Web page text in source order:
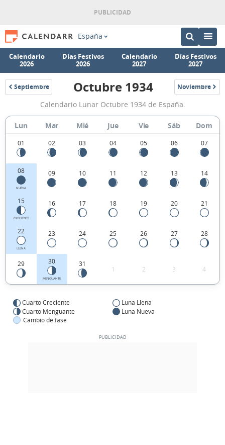
España
Calendario
2026
Días Festivos
2026
Calendario
2027
Días Festivos
2027
Septiembre
1934
Calendario
Lunar
Octubre
1934
de
España.
Octubre 1934 Noviembre
1934
Calendario Lunar Octubre 1934 de España.
Lun Mar Mié Jue Vie Sáb Dom
01 02 03 04 05 06 07
08
NUEVA
09 10 11 12 13 14
15
CRECIENTE
16 17 18 19 20 21
22
LLENA
23 24 25 26 27 28
29 30
MENGUANTE
31
1 2 3 4
Cuarto Creciente
Luna Llena
Cuarto Menguante
Luna Nueva
Cambio de fase